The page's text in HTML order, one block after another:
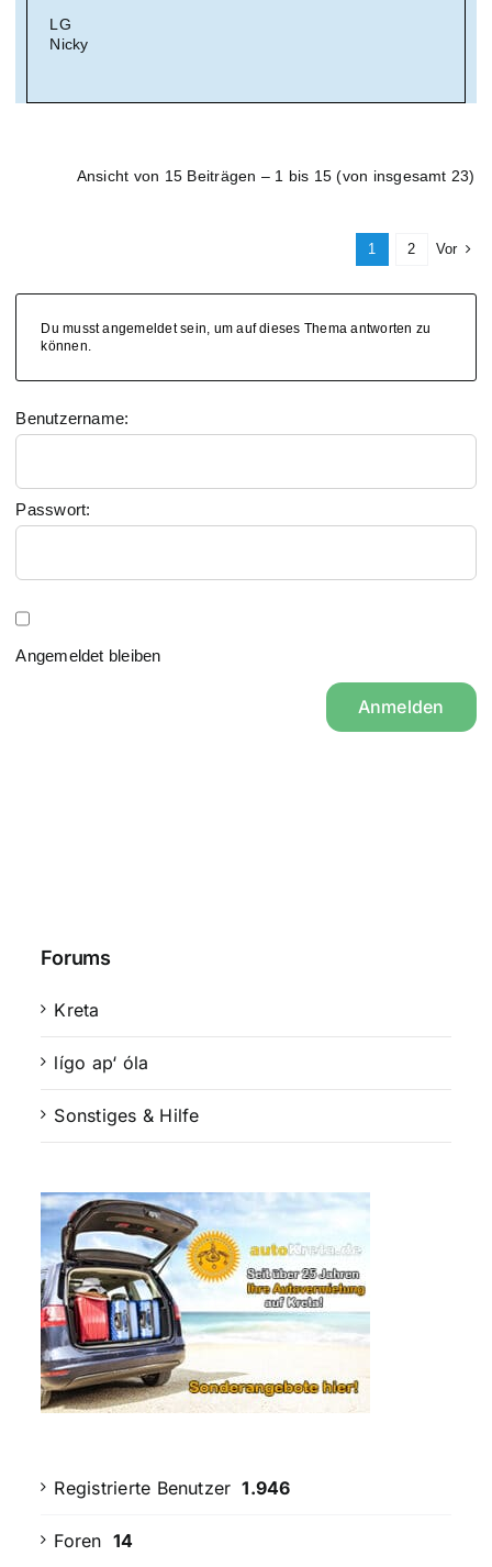
LG
Nicky
Ansicht von 15 Beiträgen – 1 bis 15 (von insgesamt 23)
1 2 Vor
Du musst angemeldet sein, um auf dieses Thema antworten zu
können.
Benutzername:
Passwort:
Angemeldet bleiben
Anmelden
Forums
Kreta
lígo ap‘ óla
Sonstiges & Hilfe
Registrierte Benutzer 1.946
Foren 14